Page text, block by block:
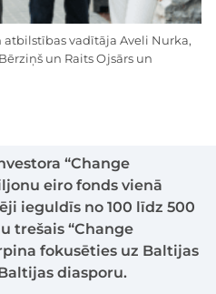
“Change
eiro fonds vienā
ieguldīs no 100 līdz 500
trešais “Change
fokusēties uz Baltijas
diasporu.
atbilstības vadītāja Aveli Nurka,
un Raits Ojsārs un